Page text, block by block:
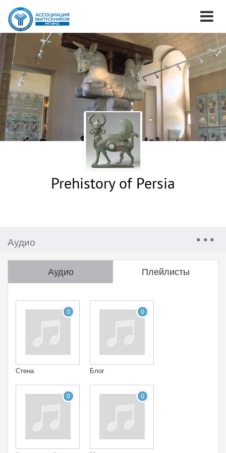
Prehistory of Persia
Аудио
Аудио Плейлисты
0
Стена
0
Блог
0 0